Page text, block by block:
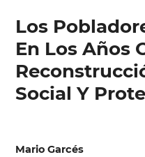
Los
En Los Años
Social Y
Mario Garcés